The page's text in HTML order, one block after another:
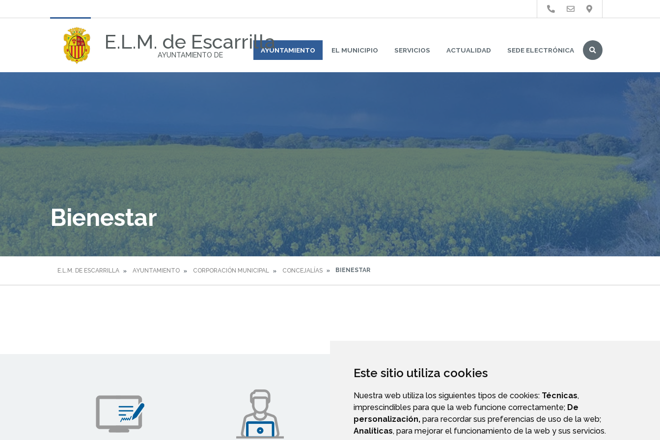
Este sitio utiliza cookies
Nuestra web utiliza los siguientes tipos de cookies: Técnicas,
imprescindibles para que la web funcione correctamente; De
personalización, para recordar sus preferencias de uso de la web;
Analíticas, para mejorar el funcionamiento de la web y sus servicios.
E.L.M. de Escarrilla
AYUNTAMIENTO DE
AYUNTAMIENTO EL MUNICIPIO SERVICIOS ACTUALIDAD SEDE ELECTRÓNICA
Buscar
Bienestar
E.L.M. DE ESCARRILLA AYUNTAMIENTO CORPORACIÓN MUNICIPAL CONCEJALÍAS BIENESTAR